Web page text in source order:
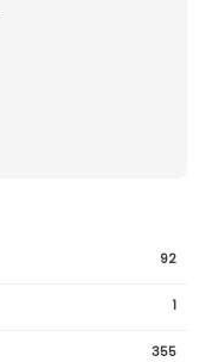
92
1
355